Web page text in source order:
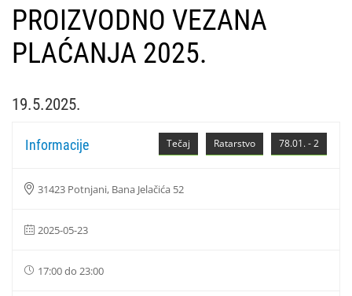
PROIZVODNO VEZANA
PLAĆANJA 2025.
19.5.2025.
78.01. - 2
Ratarstvo
Tečaj
Informacije
31423 Potnjani, Bana Jelačića 52
2025-05-23
17:00 do 23:00